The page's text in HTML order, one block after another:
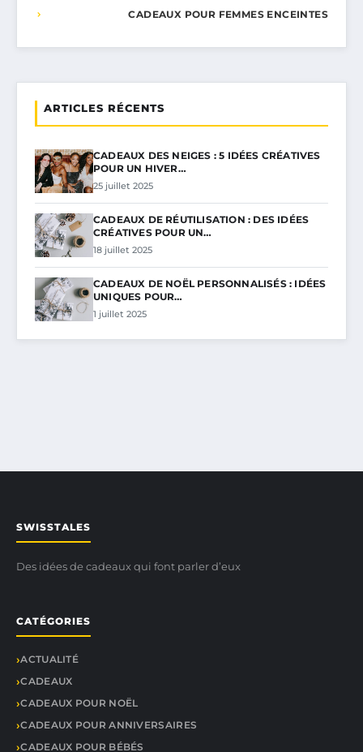
CADEAUX POUR FEMMES ENCEINTES
ARTICLES RÉCENTS
CADEAUX DES NEIGES : 5 IDÉES CRÉATIVES
POUR UN HIVER…
25 juillet 2025
CADEAUX DE RÉUTILISATION : DES IDÉES
CRÉATIVES POUR UN…
18 juillet 2025
CADEAUX DE NOËL PERSONNALISÉS : IDÉES
UNIQUES POUR…
1 juillet 2025
SWISSTALES
Des idées de cadeaux qui font parler d’eux
CATÉGORIES
ACTUALITÉ
CADEAUX
CADEAUX POUR NOËL
CADEAUX POUR ANNIVERSAIRES
CADEAUX POUR BÉBÉS